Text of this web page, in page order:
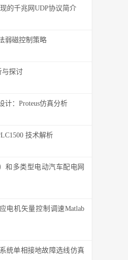
的千兆网UDP协议简介
弱磁控制策略
与探讨
计：Proteus仿真分析
技术解析
和多类型电动汽车配电网
电机矢量控制调速Matlab
统单相接地故障选线仿真